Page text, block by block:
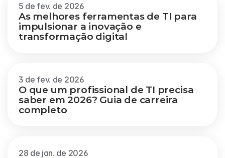
5 de fev. de 2026
As melhores ferramentas de TI para
impulsionar a inovação e
transformação digital
3 de fev. de 2026
O que um profissional de TI precisa
saber em 2026? Guia de carreira
completo
28 de jan. de 2026